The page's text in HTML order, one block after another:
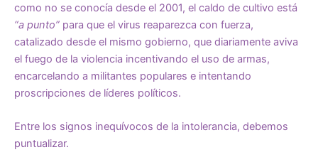
como no se conocía desde el 2001, el caldo de cultivo está
“a punto” para que el virus reaparezca con fuerza,
catalizado desde el mismo gobierno, que diariamente aviva
el fuego de la violencia incentivando el uso de armas,
encarcelando a militantes populares e intentando
proscripciones de líderes políticos.
Entre los signos inequívocos de la intolerancia, debemos
puntualizar.